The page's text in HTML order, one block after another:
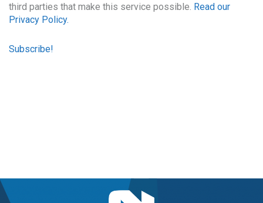
third parties that make this service possible. Read our
Privacy Policy.